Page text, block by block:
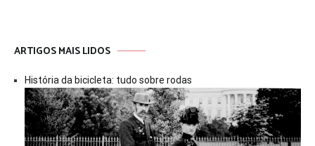
ARTIGOS MAIS LIDOS
História da bicicleta: tudo sobre rodas